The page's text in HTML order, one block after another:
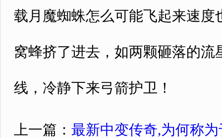
载月魔蜘蛛怎么可能飞起来速
窝蜂挤了进去，如两颗砸落的
线，冷静下来弓箭护卫！
上一篇： 最新中变传奇,为何称